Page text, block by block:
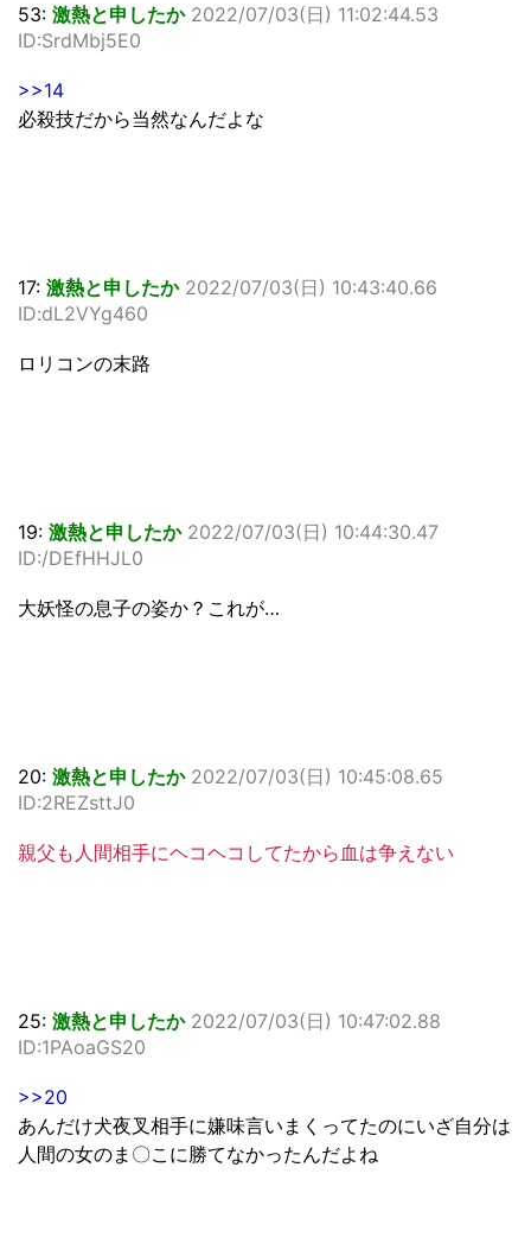
53: 激熱と申したか 2022/07/03(日) 11:02:44.53
ID:SrdMbj5E0
>>14
必殺技だから当然なんだよな
17: 激熱と申したか 2022/07/03(日) 10:43:40.66
ID:dL2VYg460
ロリコンの末路
19: 激熱と申したか 2022/07/03(日) 10:44:30.47
ID:/DEfHHJL0
大妖怪の息子の姿か？これが…
20: 激熱と申したか 2022/07/03(日) 10:45:08.65
ID:2REZsttJ0
親父も人間相手にヘコヘコしてたから血は争えない
25: 激熱と申したか 2022/07/03(日) 10:47:02.88
ID:1PAoaGS20
>>20
あんだけ犬夜叉相手に嫌味言いまくってたのにいざ自分は
人間の女のま〇こに勝てなかったんだよね